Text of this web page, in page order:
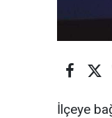
İlçeye